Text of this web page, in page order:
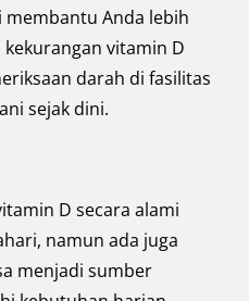
Anda lebih
vitamin D
darah di fasilitas
sejak dini.
D secara alami
namun ada juga
menjadi sumber